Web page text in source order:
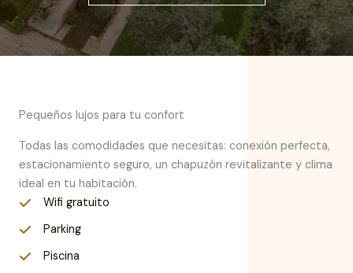
Pequeños lujos para tu confort
Todas las comodidades que necesitas: conexión perfecta,
estacionamiento seguro, un chapuzón revitalizante y clima
ideal en tu habitación.
Wifi gratuito
Parking
Piscina